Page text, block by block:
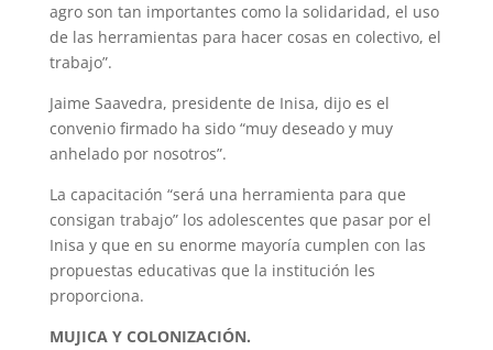
agro son tan importantes como la solidaridad, el uso
de las herramientas para hacer cosas en colectivo, el
trabajo”.
Jaime Saavedra, presidente de Inisa, dijo es el
convenio firmado ha sido “muy deseado y muy
anhelado por nosotros”.
La capacitación “será una herramienta para que
consigan trabajo” los adolescentes que pasar por el
Inisa y que en su enorme mayoría cumplen con las
propuestas educativas que la institución les
proporciona.
MUJICA Y COLONIZACIÓN.